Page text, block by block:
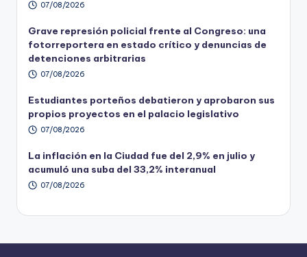
07/08/2026
Grave represión policial frente al Congreso: una
fotorreportera en estado crítico y denuncias de
detenciones arbitrarias
07/08/2026
Estudiantes porteños debatieron y aprobaron sus
propios proyectos en el palacio legislativo
07/08/2026
La inflación en la Ciudad fue del 2,9% en julio y
acumuló una suba del 33,2% interanual
07/08/2026